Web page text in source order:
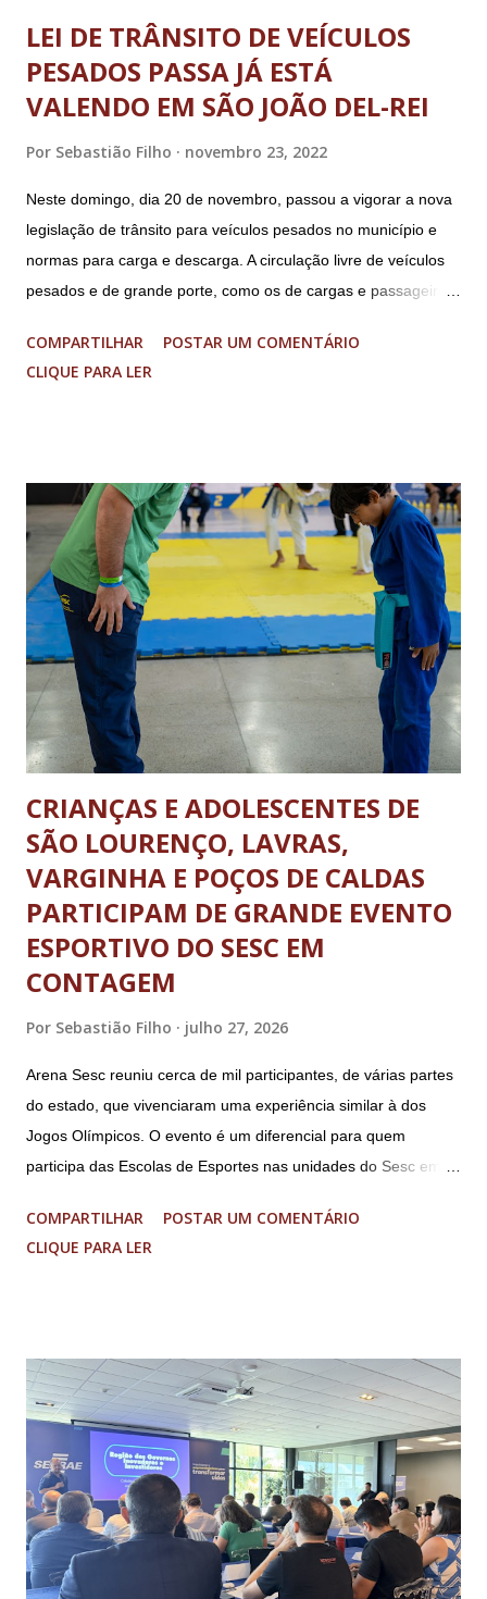
LEI DE TRÂNSITO DE VEÍCULOS
PESADOS PASSA JÁ ESTÁ
VALENDO EM SÃO JOÃO DEL-REI
Por Sebastião Filho novembro 23, 2022
Neste domingo, dia 20 de novembro, passou a vigorar a nova
legislação de trânsito para veículos pesados no município e
normas para carga e descarga. A circulação livre de veículos
pesados e de grande porte, como os de cargas e passageiros
Tijuco (com total liberdade apenas no Colônia). No centro
histórico e área restrita à circulação de veículos cujo peso
das 08h às 18h; aos sábados das 08h às 13h; Nos domingos e
feriados livres. Haverá tolerância de 30 minutos, após o
término dos horários estabelecidos aos veículos que já se
encontrarem em operação de descarga. A nova legislação vale
para os ônibus que viajam entre estados e municípios quanto
carretas e caminhões pesados. A determinação não se aplica
aos ônibus que realizam o transporte dentro da...
COMPARTILHAR
POSTAR UM COMENTÁRIO
CLIQUE PARA LER
CRIANÇAS E ADOLESCENTES DE
SÃO LOURENÇO, LAVRAS,
VARGINHA E POÇOS DE CALDAS
PARTICIPAM DE GRANDE EVENTO
ESPORTIVO DO SESC EM
CONTAGEM
Por Sebastião Filho julho 27, 2026
Arena Sesc reuniu cerca de mil participantes, de várias partes
do estado, que vivenciaram uma experiência similar à dos
Jogos Olímpicos. O evento é um diferencial para quem
participa das Escolas de Esportes nas unidades do Sesc em
adolescentes. É isso que o Arena Sesc proporcionou para 165
integrantes das Escolas de Esportes do Sesc São Lourenço,
participantes, entre 9 e 17 anos de idade, de várias partes do
estado, no Sesc Contagem, localizado na Região
Metropolitana de Belo Horizonte. Foram cinco dias de disputas
em diferentes modalidades esportivas, palestras e uma
programação dedicada a promover a integração, o respeito e
o desenvolvimento pessoal e social através do esporte. A
abertura oficial, com direto a cerimônia, aconteceu no dia 20
de julho (segunda-feira) e o ence...
COMPARTILHAR
POSTAR UM COMENTÁRIO
CLIQUE PARA LER